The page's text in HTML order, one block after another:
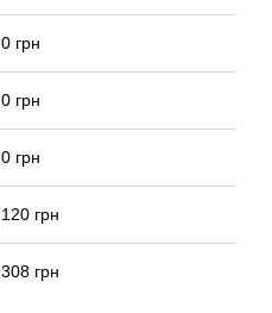
0 грн
0 грн
0 грн
120 грн
308 грн